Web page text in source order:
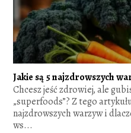
Jakie są 5 najzdrowszych
Chcesz jeść zdrowiej, ale
„superfoods”? Z tego
najzdrowszych warzyw i
ws...